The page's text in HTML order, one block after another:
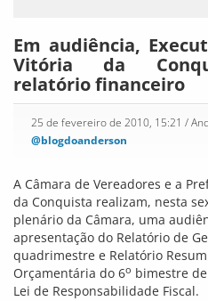
Em audiência,
Vitória da
relatório financeiro
25 de fevereiro de 2010, 15:21 /
@blogdoanderson
A Câmara de Vereadores e a
da Conquista realizam, nesta
plenário da Câmara, uma
apresentação do Relatório de
quadrimestre e Relatório
Orçamentária do 6o bimestre
Lei de Responsabilidade Fiscal.